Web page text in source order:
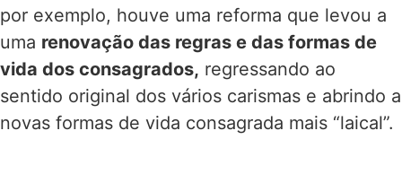
por exemplo, houve uma reforma que levou a
uma renovação das regras e das formas de
vida dos consagrados, regressando ao
sentido original dos vários carismas e abrindo a
novas formas de vida consagrada mais “laical”.